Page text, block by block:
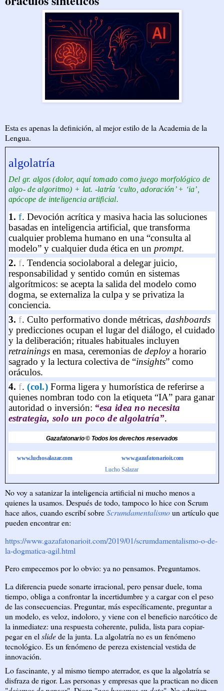
Esta es apenas la definición, al mejor estilo de la Academia de la
Lengua.
algolatría
Del gr. algos (dolor, aquí tomado como juego morfológico de
algo- de algoritmo) + lat. -latría ‘culto, adoración’ + ‘ia’,
apócope de inteligencia artificial.
1.f.Devoción acrítica y masiva hacia las soluciones
basadas en inteligencia artificial, que transforma
cualquier problema humano en una “consulta al
modelo” y cualquier duda ética en un prompt.
2. f.Tendencia sociolaboral a delegar juicio,
responsabilidad y sentido común en sistemas
algorítmicos: se acepta la salida del modelo como
dogma, se externaliza la culpa y se privatiza la
conciencia.
3. f.Culto performativo donde métricas,dashboards
y predicciones ocupan el lugar del diálogo, el cuidado
y la deliberación; rituales habituales incluyen
retrainingsen masa, ceremonias de deploya horario
sagrado y la lectura colectiva de “insights” como
oráculos.
4. f.(col.) Forma ligera y humorística de referirse a
quienes nombran todo con la etiqueta “IA” para ganar
autoridad o inversión: “esa idea no necesita
estrategia, solo un poco de algolatría”.
Gazafatonario © Todos los derechos reservados
www.luchosalazar.com
www.gazafatonarioit.com
Lucho Salazar
No voy a satanizar la inteligencia artificial ni mucho menos a
quienes la usamos. Después de todo, tampoco lo hice con Scrum
hace años, cuando escribí sobreScrumdamentalismoun artículo que
pueden encontrar en:
https://www.gazafatonarioit.com/2019/01/scrumdamentalismo-o-de-
la-dogmatica-agil.html
Pero empecemos por lo obvio: ya no pensamos. Preguntamos.
La diferencia puede sonarte irracional, pero pensar duele, toma
tiempo, obliga a confrontar la incertidumbre y a cargar con el peso
de las consecuencias. Preguntar, más específicamente, preguntar a
un modelo, es veloz, indoloro, y viene con el beneficio narcótico de
la inmediatez: una respuesta coherente, pulida, lista para copiar-
pegar en elslidede la junta. La algolatría no es un fenómeno
tecnológico. Es un fenómeno de pereza existencial vestida de
innovación.
Lo fascinante, y al mismo tiempo aterrador, es que la algolatría se
disfraza de rigor. Las personas y empresas que la practican no dicen